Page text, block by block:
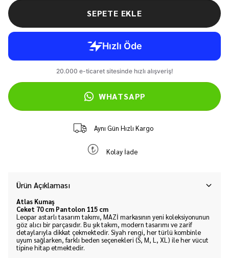
SEPETE EKLE
WHATSAPP
Aynı Gün Hızlı Kargo
Kolay İade
Ürün Açıklaması
Atlas Kumaş
Ceket 70 cm Pantolon 115 cm
Leopar astarlı tasarım takımı, MAZİ markasının yeni koleksiyonunun
göz alıcı bir parçasıdır. Bu şık takım, modern tasarımı ve zarif
detaylarıyla dikkat çekmektedir. Siyah rengi, her türlü kombinle
uyum sağlarken, farklı beden seçenekleri (S, M, L, XL) ile her vücut
tipine hitap etmektedir.